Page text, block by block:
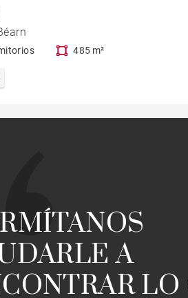
485 m²
A
LO